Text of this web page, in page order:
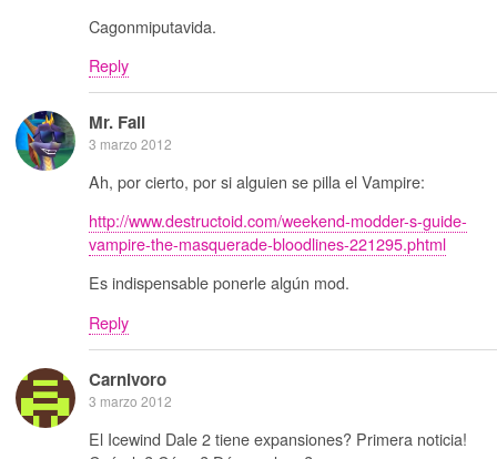
Cagonmiputavida.
Reply
Mr. Fail
3 marzo 2012
Ah, por cierto, por si alguien se pilla el Vampire:
http://www.destructoid.com/weekend-modder-s-guide-
vampire-the-masquerade-bloodlines-221295.phtml
Es indispensable ponerle algún mod.
Reply
Carnivoro
3 marzo 2012
El Icewind Dale 2 tiene expansiones? Primera noticia!